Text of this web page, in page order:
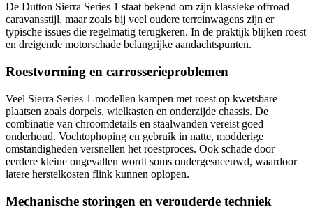
De Dutton Sierra Series 1 staat bekend om zijn klassieke offroad
caravansstijl, maar zoals bij veel oudere terreinwagens zijn er
typische issues die regelmatig terugkeren. In de praktijk blijken roest
en dreigende motorschade belangrijke aandachtspunten.
Roestvorming en carrosserieproblemen
Veel Sierra Series 1-modellen kampen met roest op kwetsbare
plaatsen zoals dorpels, wielkasten en onderzijde chassis. De
combinatie van chroomdetails en staalwanden vereist goed
onderhoud. Vochtophoping en gebruik in natte, modderige
omstandigheden versnellen het roestproces. Ook schade door
eerdere kleine ongevallen wordt soms ondergesneeuwd, waardoor
latere herstelkosten flink kunnen oplopen.
Mechanische storingen en verouderde techniek